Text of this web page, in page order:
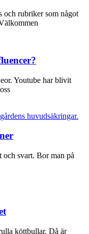
och rubriker som något
Youtube har blivit
och svart. Bor man på
köttbullar. Då är